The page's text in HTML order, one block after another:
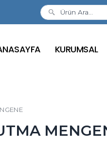
KURUMSAL